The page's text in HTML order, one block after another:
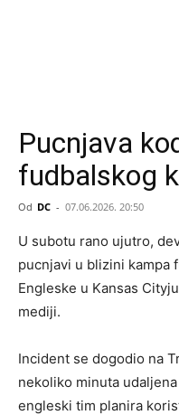
Pucnjava
fudbalskog
Od DC - 07.06.2026. 20:50
U subotu rano ujutro,
pucnjavi u blizini kampa
Engleske u Kansas
mediji.
Incident se dogodio na
nekoliko minuta
engleski tim planira